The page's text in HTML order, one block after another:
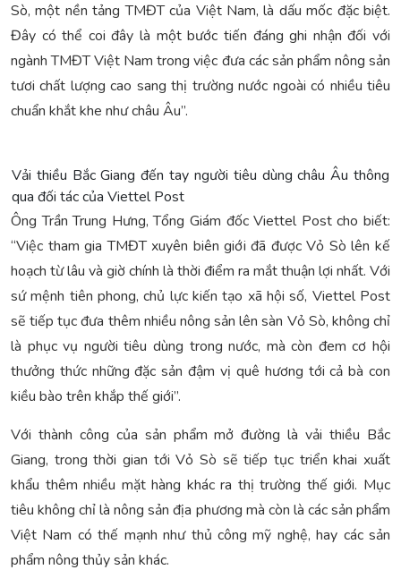
Sò, một nền tảng TMĐT của Việt Nam, là dấu mốc đặc biệt.
Đây có thể coi đây là một bước tiến đáng ghi nhận đối với
ngành TMĐT Việt Nam trong việc đưa các sản phẩm nông sản
tươi chất lượng cao sang thị trường nước ngoài có nhiều tiêu
chuẩn khắt khe như châu Âu”.
Vải thiều Bắc Giang đến tay người tiêu dùng châu Âu thông
qua đối tác của Viettel Post
Ông Trần Trung Hưng, Tổng Giám đốc Viettel Post cho biết:
“Việc tham gia TMĐT xuyên biên giới đã được Vỏ Sò lên kế
hoạch từ lâu và giờ chính là thời điểm ra mắt thuận lợi nhất. Với
sứ mệnh tiên phong, chủ lực kiến tạo xã hội số, Viettel Post
sẽ tiếp tục đưa thêm nhiều nông sản lên sàn Vỏ Sò, không chỉ
là phục vụ người tiêu dùng trong nước, mà còn đem cơ hội
thưởng thức những đặc sản đậm vị quê hương tới cả bà con
kiều bào trên khắp thế giới”.
Với thành công của sản phẩm mở đường là vải thiều Bắc
Giang, trong thời gian tới Vỏ Sò sẽ tiếp tục triển khai xuất
khẩu thêm nhiều mặt hàng khác ra thị trường thế giới. Mục
tiêu không chỉ là nông sản địa phương mà còn là các sản phẩm
Việt Nam có thế mạnh như thủ công mỹ nghệ, hay các sản
phẩm nông thủy sản khác.